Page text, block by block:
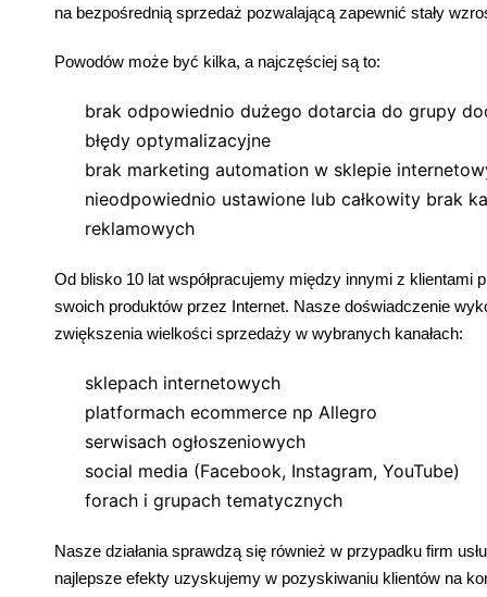
na bezpośrednią sprzedaż pozwalającą zapewnić stały
Powodów może być kilka, a najczęściej są to:
brak odpowiednio dużego dotarcia do grupy
błędy optymalizacyjne
brak marketing automation w sklepie
nieodpowiednio ustawione lub całkowity brak
reklamowych
Od blisko 10 lat współpracujemy między innymi z klientami
swoich produktów przez Internet. Nasze doświadczenie
zwiększenia wielkości sprzedaży w wybranych kanałach:
sklepach internetowych
platformach ecommerce np Allegro
serwisach ogłoszeniowych
social media (Facebook, Instagram, YouTube)
forach i grupach tematycznych
Nasze działania sprawdzą się również w przypadku firm
najlepsze efekty uzyskujemy w pozyskiwaniu klientów na